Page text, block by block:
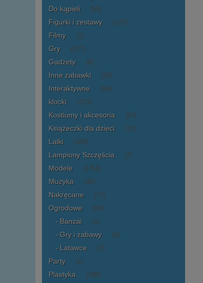
Do kąpieli (55)
Figurki i zestawy (173)
Filmy (1)
Gry (477)
Gadżety (8)
Inne zabawki (36)
Interaktywne (66)
klocki (323)
Kostiumy i akcesoria (53)
Książeczki dla dzieci (13)
Lalki (349)
Lampiony Szczęścia (2)
Modele (1756)
Muzyka (46)
Nakręcane (13)
Ogrodowe (95)
Banzai (1)
Gry i zabawy (6)
Latawce (3)
Party (1)
Plastyka (398)